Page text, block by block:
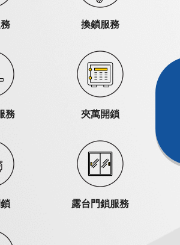
換鎖服務
務 夾萬開鎖
露台門鎖服務